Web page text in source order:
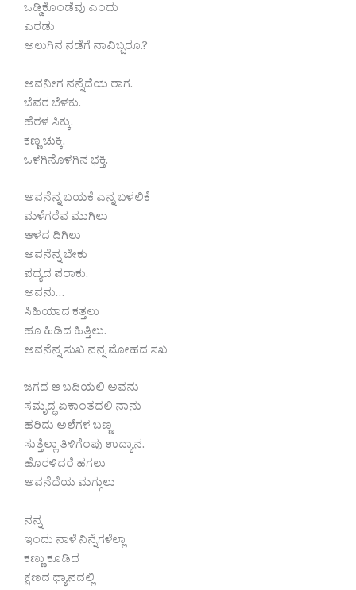
ಒಡ್ಡಿಕೊಂಡೆವು ಎಂದು
ಎರಡು
ಅಲುಗಿನ ನಡೆಗೆ ನಾವಿಬ್ಬರೂ.?
ಅವನೀಗ ನನ್ನೆದೆಯ ರಾಗ.
ಬೆವರ ಬೆಳಕು.
ಹೆರಳ ಸಿಕ್ಕು.
ಕಣ್ಣ ಚುಕ್ಕಿ.
ಒಳಗಿನೊಳಗಿನ ಭಕ್ತಿ.
ಅವನೆನ್ನ ಬಯಕೆ ಎನ್ನ ಬಳಲಿಕೆ
ಮಳೆಗರೆವ ಮುಗಿಲು
ಆಳದ ದಿಗಿಲು
ಅವನೆನ್ನ ಬೇಕು
ಪದ್ಯದ ಪರಾಕು.
ಅವನು…
ಸಿಹಿಯಾದ ಕತ್ತಲು
ಹೂ ಹಿಡಿದ ಹಿತ್ತಿಲು.
ಅವನೆನ್ನ ಸುಖ ನನ್ನ ಮೋಹದ ಸಖ
ಜಗದ ಆ ಬದಿಯಲಿ ಅವನು
ಸಮೃದ್ಧ ಏಕಾಂತದಲಿ ನಾನು
ಹರಿದು ಅಲೆಗಳ ಬಣ್ಣ
ಸುತ್ತೆಲ್ಲಾ ತಿಳಿಗೆಂಪು ಉದ್ಯಾನ.
ಹೊರಳಿದರೆ ಹಗಲು
ಅವನೆದೆಯ ಮಗ್ಗುಲು
ನನ್ನ
ಇಂದು ನಾಳೆ ನಿನ್ನೆಗಳೆಲ್ಲಾ
ಕಣ್ಣು ಕೂಡಿದ
ಕ್ಷಣದ ಧ್ಯಾನದಲ್ಲಿ